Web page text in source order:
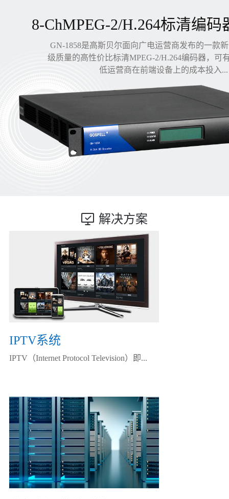
8-ChMPEG-2/H.264标清编码
GN-1858是高斯贝尔面向广电运营商发布的一款
级质量的高性价比标清MPEG-2/H.264编码器，可
低运营商在前端设备上的成本投入...
解决方案
IPTV系统
IPTV（Internet Protocol Television）即...